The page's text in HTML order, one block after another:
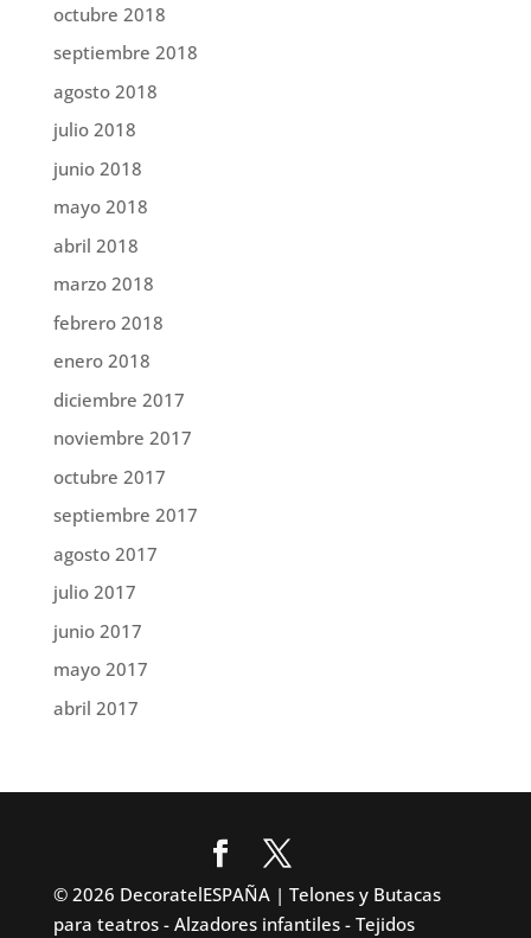
octubre 2018
septiembre 2018
agosto 2018
julio 2018
junio 2018
mayo 2018
abril 2018
marzo 2018
febrero 2018
enero 2018
diciembre 2017
noviembre 2017
octubre 2017
septiembre 2017
agosto 2017
julio 2017
junio 2017
mayo 2017
abril 2017
© 2026 DecoratelESPAÑA | Telones y Butacas
para teatros - Alzadores infantiles - Tejidos